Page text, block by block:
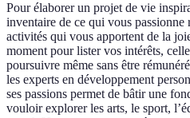
Pour élaborer un projet de vie
inventaire de ce qui vous passionne
activités qui vous apportent de la
moment pour lister vos intérêts,
poursuivre même sans être
les experts en développement
ses passions permet de bâtir une
vouloir explorer les arts, le sport,